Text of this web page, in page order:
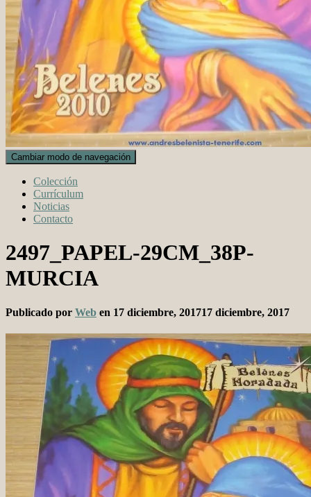
Cambiar modo de navegación
Colección
Currículum
Noticias
Contacto
2497_PAPEL-29CM_38P-
MURCIA
Publicado por Web en 17 diciembre, 201717 diciembre, 2017